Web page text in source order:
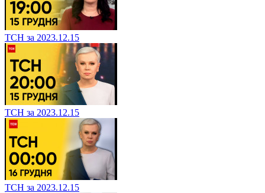
ТСН за 2023.12.15
ТСН за 2023.12.15
ТСН за 2023.12.15